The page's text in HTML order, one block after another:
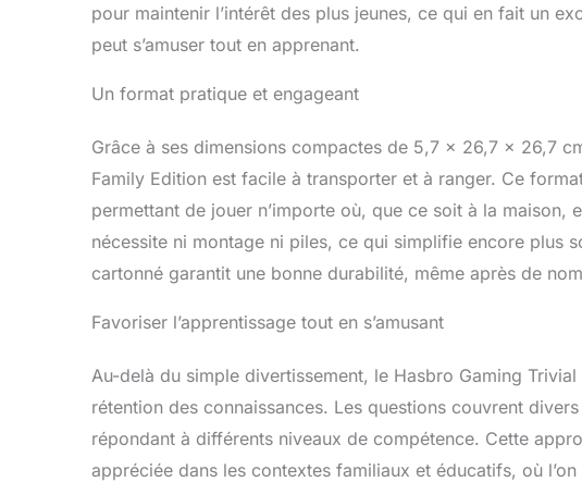
pour maintenir l’intérêt des plus jeunes, ce qui en fait un
peut s’amuser tout en apprenant.
Un format pratique et engageant
Grâce à ses dimensions compactes de 5,7 x 26,7 x 26,7
Family Edition est facile à transporter et à ranger. Ce
permettant de jouer n’importe où, que ce soit à la
nécessite ni montage ni piles, ce qui simplifie encore plus
cartonné garantit une bonne durabilité, même après de
Favoriser l’apprentissage tout en s’amusant
Au-delà du simple divertissement, le Hasbro Gaming
rétention des connaissances. Les questions couvrent
répondant à différents niveaux de compétence. Cette
appréciée dans les contextes familiaux et éducatifs, où